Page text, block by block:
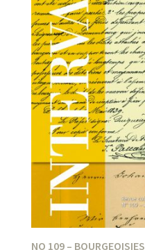
NO 109 – BOURGEOISIES